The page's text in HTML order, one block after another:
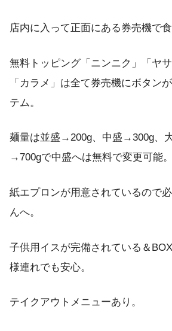
店内に入って正面にある券売機で食
無料トッピング「ニンニク」「ヤサ
「カラメ」は全て券売機にボタン
テム。
麺量は並盛→200g、中盛→300g、
→700gで中盛へは無料で変更可能。
紙エプロンが用意されているので
んへ。
子供用イスが完備されている＆
様連れでも安心。
テイクアウトメニューあり。